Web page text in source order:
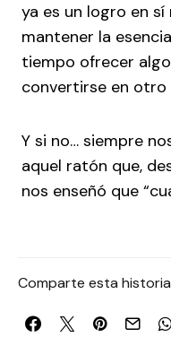
ya es un logro en sí
mantener la
tiempo ofrecer
convertirse en otro
Y si no… siempre
aquel ratón que,
nos enseñó que